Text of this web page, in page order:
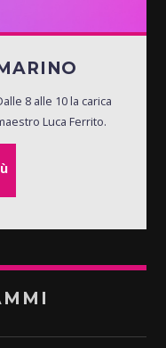
8 alle 10 la carica
Luca Ferrito.